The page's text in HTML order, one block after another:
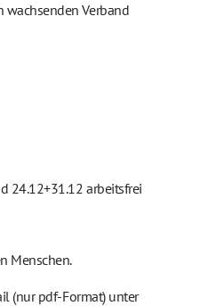
wachsenden Verband
24.12+31.12 arbeitsfrei
Menschen.
(nur pdf-Format) unter